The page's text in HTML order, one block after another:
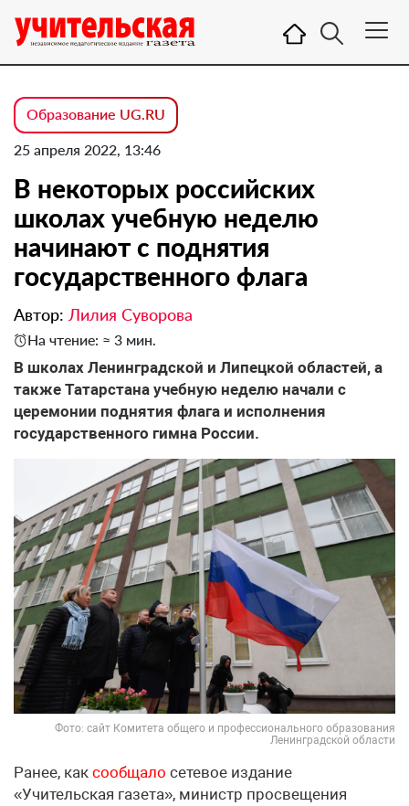
Образование UG.RU
25 апреля 2022, 13:46
В некоторых российских
школах учебную неделю
начинают с поднятия
государственного флага
Автор: Лилия Суворова
На чтение: ≈ 3 мин.
В школах Ленинградской и Липецкой областей, а
также Татарстана учебную неделю начали с
церемонии поднятия флага и исполнения
государственного гимна России.
Фото: сайт Комитета общего и профессионального образования
Ленинградской области
Ранее, как сообщало сетевое издание
«Учительская газета», министр просвещения